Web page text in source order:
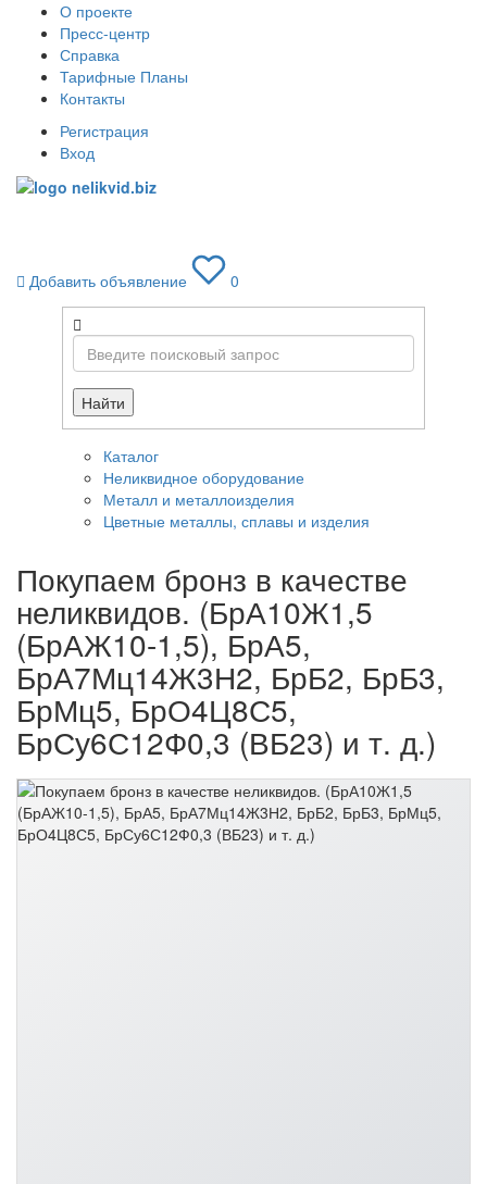
О проекте
Пресс-центр
Справка
Тарифные Планы
Контакты
Регистрация
Вход
Добавить объявление
0
Найти
Каталог
Неликвидное оборудование
Металл и металлоизделия
Цветные металлы, сплавы и изделия
Покупаем бронз в качестве
неликвидов. (БрА10Ж1,5
(БрАЖ10-1,5), БрА5,
БрА7Мц14Ж3Н2, БрБ2, БрБ3,
БрМц5, БрО4Ц8С5,
БрСу6С12Ф0,3 (ВБ23) и т. д.)